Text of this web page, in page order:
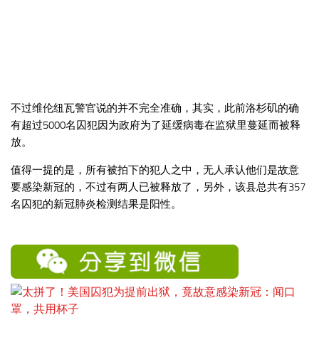
不过维伦纽瓦警官说的并不完全准确，其实，此前洛杉矶的确
有超过5000名囚犯因为政府为了延缓病毒在监狱里蔓延而被释
放。
值得一提的是，所有被拍下的犯人之中，无人承认他们是故意
要感染新冠的，不过有两人已被释放了，另外，该县总共有357
名囚犯的新冠肺炎检测结果是阳性。